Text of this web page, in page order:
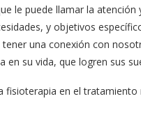
le puede llamar la
y objetivos
una conexión con
su vida, que logren sus
fisioterapia en el